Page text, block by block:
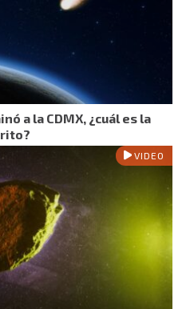
a la CDMX, ¿cuál es la
VIDEO